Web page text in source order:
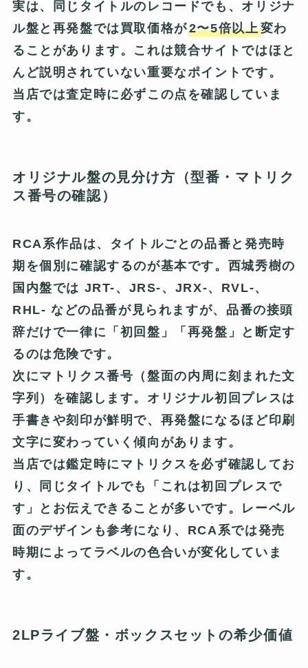
実は、同じタイトルのレコードでも、オリジナ
ル盤と再発盤では買取価格が2〜5倍以上変わ
ることがあります。これは競合サイトではほと
んど説明されていない重要なポイントです。
当店では査定時に必ずこの点を確認していま
す。
オリジナル盤の見分け方（型番・マトリク
ス番号の確認）
RCA系作品は、タイトルごとの品番と発売時
期を個別に確認するのが基本です。西城秀樹の
国内盤では JRT-、JRS-、JRX-、RVL-、
RHL- などの品番が見られますが、品番の接頭
辞だけで一律に「初回盤」「再発盤」と断定す
るのは危険です。
次にマトリクス番号 （盤面の内周に刻まれた文
字列）を確認します。オリジナル初回プレスは
手書きや刻印が鮮明で、再発盤になるほど印刷
文字に変わっていく傾向があります。
当店では鑑定時にマトリクスを必ず確認してお
り、同じタイトルでも「これは初回プレスで
す」とお伝えできることが多いです。レーベル
面のデザインも参考になり、RCA系では発売
時期によってラベルの色合いが変化していま
す。
2LPライブ盤・ボックスセットの希少価値